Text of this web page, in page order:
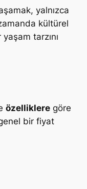
yalnızca
kültürel
tarzını
özelliklere göre
bir fiyat